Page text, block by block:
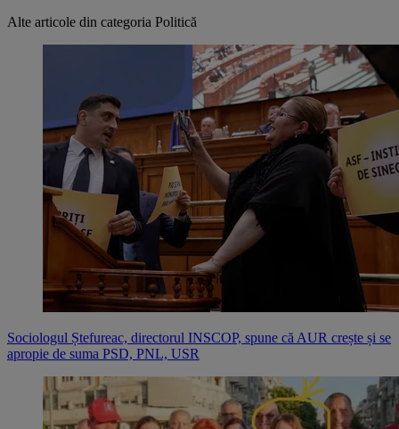
Alte articole din categoria Politică
Sociologul Ștefureac, directorul INSCOP, spune că AUR crește și se
apropie de suma PSD, PNL, USR